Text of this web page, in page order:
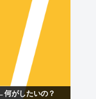
何がしたいの？